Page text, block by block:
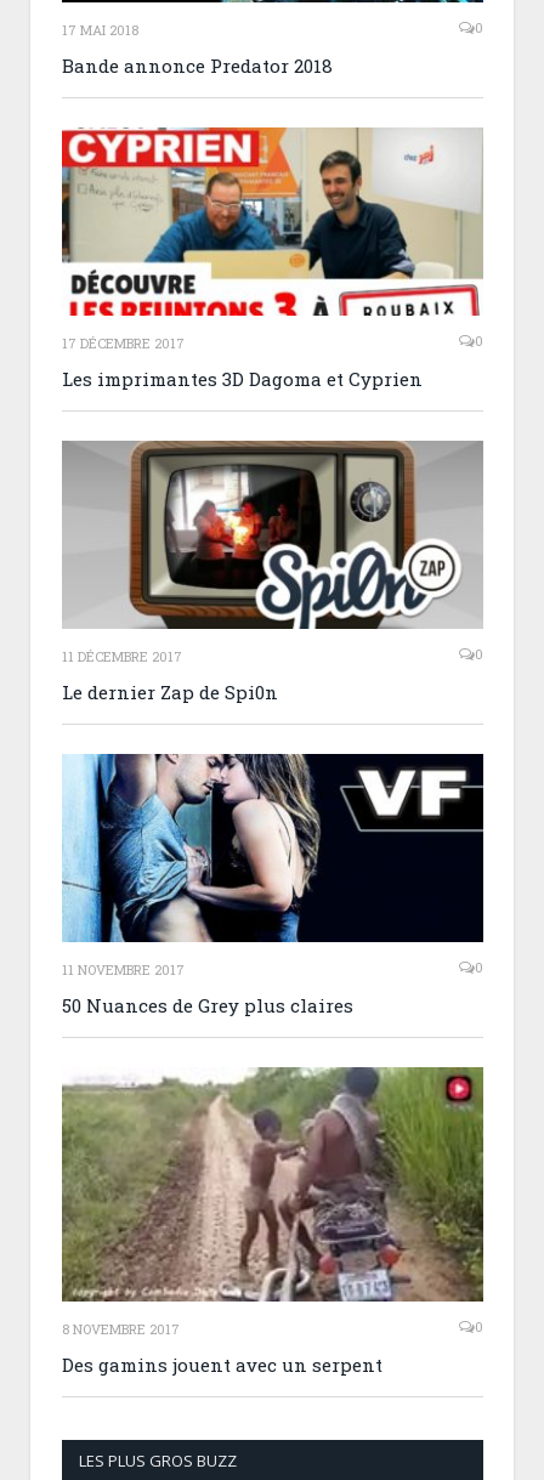
17 MAI 2018 0
Bande annonce Predator 2018
17 DÉCEMBRE 2017 0
Les imprimantes 3D Dagoma et Cyprien
11 DÉCEMBRE 2017 0
Le dernier Zap de Spi0n
11 NOVEMBRE 2017 0
50 Nuances de Grey plus claires
8 NOVEMBRE 2017 0
Des gamins jouent avec un serpent
LES PLUS GROS BUZZ